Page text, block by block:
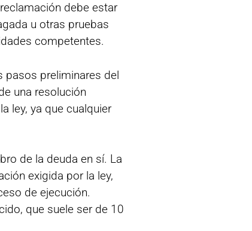
debe estar
u otras pruebas
competentes.
pasos preliminares del
una resolución
ley, ya que cualquier
de la deuda en sí. La
exigida por la ley,
de ejecución.
que suele ser de 10